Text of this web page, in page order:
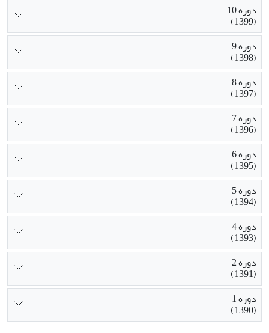
دوره 10
(1399)
دوره 9
(1398)
دوره 8
(1397)
دوره 7
(1396)
دوره 6
(1395)
دوره 5
(1394)
دوره 4
(1393)
دوره 2
(1391)
دوره 1
(1390)